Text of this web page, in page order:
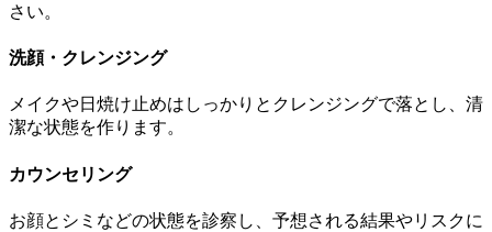
さい。
洗顔・クレンジング
メイクや日焼け止めはしっかりとクレンジングで落とし、清
潔な状態を作ります。
カウンセリング
お顔とシミなどの状態を診察し、予想される結果やリスクに